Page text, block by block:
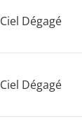
Ciel Dégagé
Ciel Dégagé